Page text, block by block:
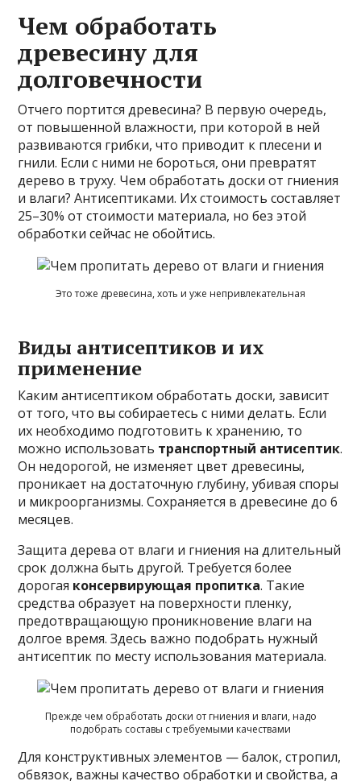
Чем обработать
древесину для
долговечности
Отчего портится древесина? В первую очередь,
от повышенной влажности, при которой в ней
развиваются грибки, что приводит к плесени и
гнили. Если с ними не бороться, они превратят
дерево в труху. Чем обработать доски от гниения
и влаги? Антисептиками. Их стоимость составляет
25–30% от стоимости материала, но без этой
обработки сейчас не обойтись.
Это тоже древесина, хоть и уже непривлекательная
Виды антисептиков и их
применение
Каким антисептиком обработать доски, зависит
от того, что вы собираетесь с ними делать. Если
их необходимо подготовить к хранению, то
можно использовать транспортный антисептик.
Он недорогой, не изменяет цвет древесины,
проникает на достаточную глубину, убивая споры
и микроорганизмы. Сохраняется в древесине до 6
месяцев.
Защита дерева от влаги и гниения на длительный
срок должна быть другой. Требуется более
дорогая консервирующая пропитка. Такие
средства образует на поверхности пленку,
предотвращающую проникновение влаги на
долгое время. Здесь важно подобрать нужный
антисептик по месту использования материала.
Прежде чем обработать доски от гниения и влаги, надо
подобрать составы с требуемыми качествами
Для конструктивных элементов — балок, стропил,
обвязок, важны качество обработки и свойства, а